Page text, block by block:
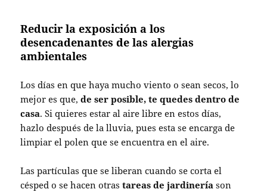
Reducir la exposición a los
desencadenantes de las alergias
ambientales
Los días en que haya mucho viento o sean secos, lo
mejor es que,de ser posible, te quedes dentro de
casa. Si quieres estar al aire libre en estos días,
hazlo después de la lluvia, pues esta se encarga de
limpiar el polen que se encuentra en el aire.
Las partículas que se liberan cuando se corta el
césped o se hacen otrastareas de jardinería son